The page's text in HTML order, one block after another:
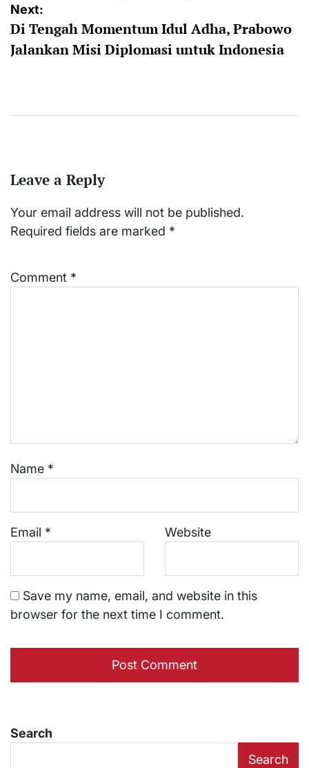
Next:
Di Tengah Momentum Idul Adha, Prabowo
Jalankan Misi Diplomasi untuk Indonesia
Leave a Reply
Your email address will not be published.
Required fields are marked *
Comment *
Name *
Email * Website
Save my name, email, and website in this
browser for the next time I comment.
Search
Search